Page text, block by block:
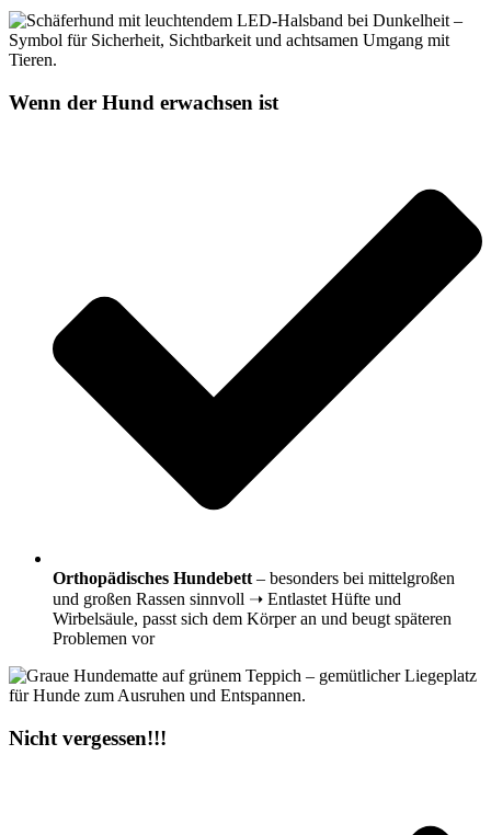
Wenn der Hund erwachsen ist
Orthopädisches Hundebett – besonders bei mittelgroßen
und großen Rassen sinnvoll ➝ Entlastet Hüfte und
Wirbelsäule, passt sich dem Körper an und beugt späteren
Problemen vor
Nicht vergessen!!!